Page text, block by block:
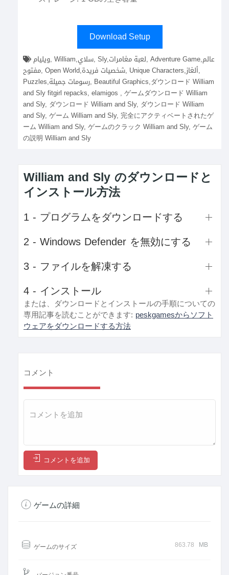
Download Setup
مفتوح, Open World,شخصيات فريدة, Unique Characters,ألغاز,
Puzzles,رسومات جميلة, Beautiful Graphics,ダウンロード William
and Sly fitgirl repacks, elamigos , ゲームダウンロード William
and Sly, ダウンロード William and Sly, ダウンロード William
and Sly, ゲーム William and Sly, 完全にアクティベートされたゲ
ーム William and Sly, ゲームのクラック William and Sly, ゲーム
の説明 William and Sly
William and Sly のダウンロードと
インストール方法
1 - プログラムをダウンロードする
2 - Windows Defender を無効にする
3 - ファイルを解凍する
4 - インストール
または、ダウンロードとインストールの手順についての
専用記事を読むことができます: peskgamesからソフト
ウェアをダウンロードする方法
コメント
コメントを追加
ゲームの詳細
ゲームのサイズ 863.78 MB